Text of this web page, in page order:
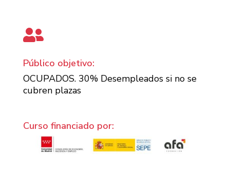

Público objetivo:
OCUPADOS. 30% Desempleados si no se
cubren plazas
Curso financiado por: